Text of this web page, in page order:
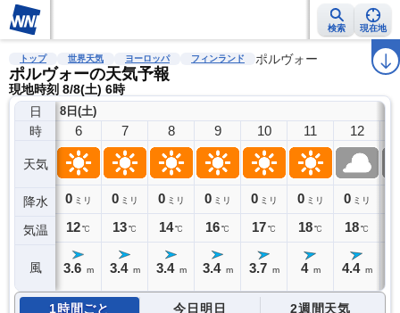
検索 現在地
雨雲レーダー 台風情報 地震情報 警報・注意報 2週間天気 ラ
トップ 世界天気 ヨーロッパ フィンランド ポルヴォー
ポルヴォーの天気予報
現地時刻 8/8(土) 6時
日
時
天気
降水
気温
風
8日(土)
6
0 ミリ
12℃
3.6 m
7
0 ミリ
13℃
3.4 m
8
0 ミリ
14℃
3.4 m
9
0 ミリ
16℃
3.4 m
10
0 ミリ
17℃
3.7 m
11
0 ミリ
18℃
4 m
12
0 ミリ
18℃
4.4 m
1時間ごと 今日明日 2週間天気